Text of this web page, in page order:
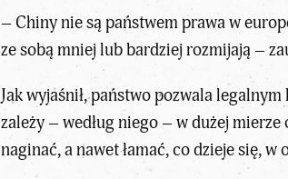
– Chiny nie są państwem prawa w
ze sobą mniej lub bardziej rozmijają –
Jak wyjaśnił, państwo pozwala
zależy – według niego – w dużej
naginać, a nawet łamać, co dzieje się,